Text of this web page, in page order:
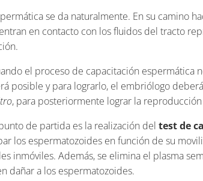
se da naturalmente. En su camino
en contacto con los fluidos del tracto
el proceso de capacitación espermática
posible y para lograrlo, el embriólogo
, para posteriormente lograr la reproducción
de partida es la realización del test de
los espermatozoides en función de su
inmóviles. Además, se elimina el plasma
dañar a los espermatozoides.